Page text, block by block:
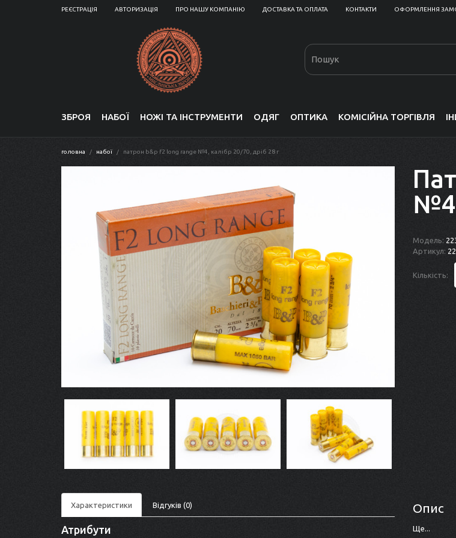
РЕЄСТРАЦІЯ АВТОРИЗАЦІЯ ПРО НАШУ КОМПАНІЮ ДОСТАВКА ТА ОПЛАТА КОНТАКТИ ОФОРМЛЕННЯ
ЗБРОЯ НАБОЇ НОЖІ ТА ІНСТРУМЕНТИ ОДЯГ ОПТИКА КОМІСІЙНА ТОРГІВЛЯ
головна набої патрон b&p f2 long range №4, калібр 20/70, дріб 28 г
Модель:
Артикул:
Кількість:
Характеристики Відгуків (0)
Атрибути
Опис
Ще...